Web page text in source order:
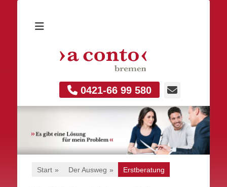
0421-66 99 580
E-
Start » Der Ausweg » Erstberatung